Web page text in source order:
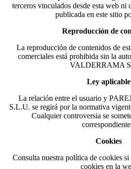
terceros vinculados desde esta web ni
publicada en este sitio
Reproducción de
La reproducción de contenidos de
comerciales está prohibida sin la
VALDERRAMA
Ley aplicable
La relación entre el usuario y
S.L.U. se regirá por la normativa
Cualquier controversia se
Cookies
Consulta nuestra política de cookies
cookies en la